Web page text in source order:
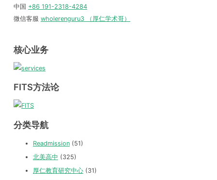
中国 +86 191-2318-4284
微信客服 wholerenguru3 （厚仁学术哥）
核心业务
FITS方法论
分类导航
Readmission (51)
北美高中 (325)
厚仁教育研究中心 (31)